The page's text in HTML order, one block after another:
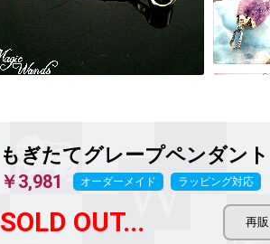
もぎたてグレープペンダン
￥3,981 オーダーメイド ラッピング対応
SOLD OUT...